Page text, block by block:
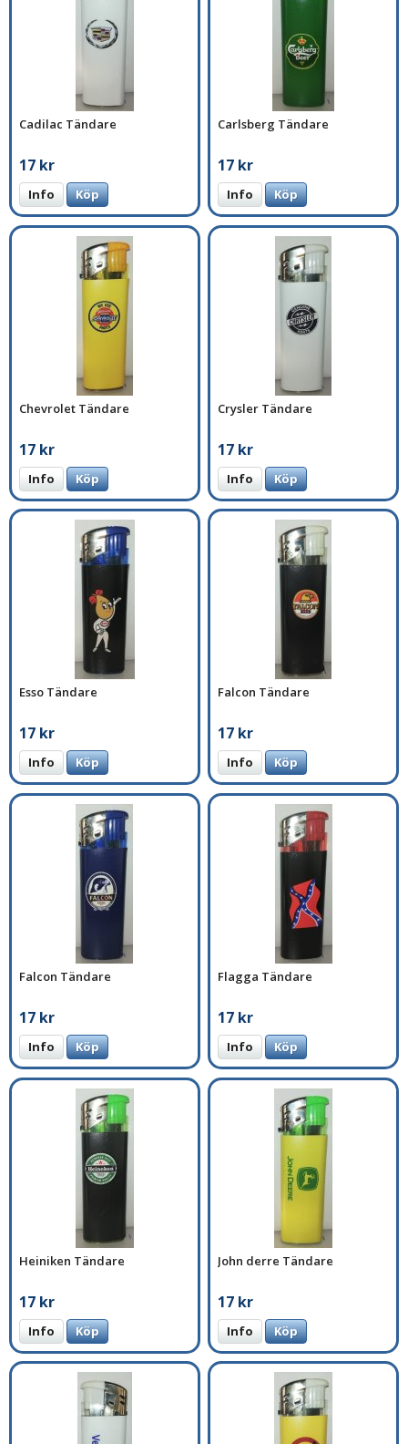
Cadilac Tändare
17 kr
Info Köp
Carlsberg Tändare
17 kr
Info Köp
Chevrolet Tändare
17 kr
Info Köp
Crysler Tändare
17 kr
Info Köp
Esso Tändare
17 kr
Info Köp
Falcon Tändare
17 kr
Info Köp
Falcon Tändare
17 kr
Info Köp
Flagga Tändare
17 kr
Info Köp
Heiniken Tändare
17 kr
Info Köp
John derre Tändare
17 kr
Info Köp